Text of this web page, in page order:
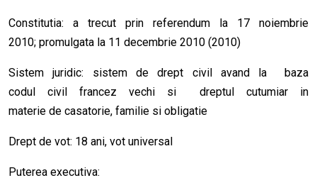
Constitutia: a trecut prin referendum la 17 noiembrie
2010; promulgata la 11 decembrie 2010 (2010)
Sistem juridic: sistem de drept civil avand la baza
codul civil francez vechi si dreptul cutumiar in
materie de casatorie, familie si obligatie
Drept de vot: 18 ani, vot universal
Puterea executiva: